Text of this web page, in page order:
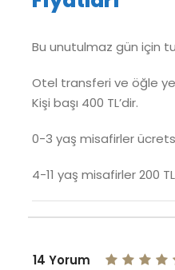
Bu unutulmaz gün için
Otel transferi ve öğle
Kişi başı 400 TL’dir.
0-3 yaş misafirler
4-11 yaş misafirler 200
14 Yorum